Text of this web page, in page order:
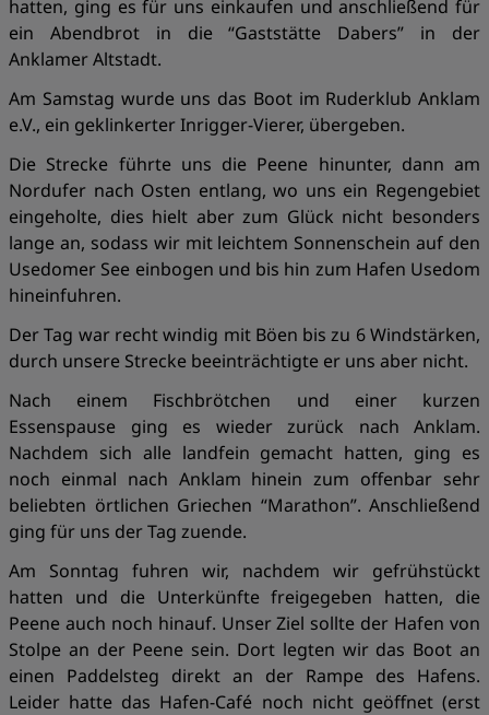
hatten, ging es für uns einkaufen und anschließend für
ein Abendbrot in die “Gaststätte Dabers” in der
Anklamer Altstadt.
Am Samstag wurde uns das Boot im Ruderklub Anklam
e.V., ein geklinkerter Inrigger-Vierer, übergeben.
Die Strecke führte uns die Peene hinunter, dann am
Nordufer nach Osten entlang, wo uns ein Regengebiet
eingeholte, dies hielt aber zum Glück nicht besonders
lange an, sodass wir mit leichtem Sonnenschein auf den
Usedomer See einbogen und bis hin zum Hafen Usedom
hineinfuhren.
Der Tag war recht windig mit Böen bis zu 6 Windstärken,
durch unsere Strecke beeinträchtigte er uns aber nicht.
Nach einem Fischbrötchen und einer kurzen
Essenspause ging es wieder zurück nach Anklam.
Nachdem sich alle landfein gemacht hatten, ging es
noch einmal nach Anklam hinein zum offenbar sehr
beliebten örtlichen Griechen “Marathon”. Anschließend
ging für uns der Tag zuende.
Am Sonntag fuhren wir, nachdem wir gefrühstückt
hatten und die Unterkünfte freigegeben hatten, die
Peene auch noch hinauf. Unser Ziel sollte der Hafen von
Stolpe an der Peene sein. Dort legten wir das Boot an
einen Paddelsteg direkt an der Rampe des Hafens.
Leider hatte das Hafen-Café noch nicht geöffnet (erst